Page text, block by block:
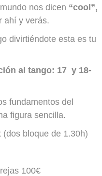
nos dicen “cool”,
ahí y verás.
divirtiéndote esta es tu
al tango: 17 y 18-
fundamentos del
figura sencilla.
bloque de 1.30h)
100€